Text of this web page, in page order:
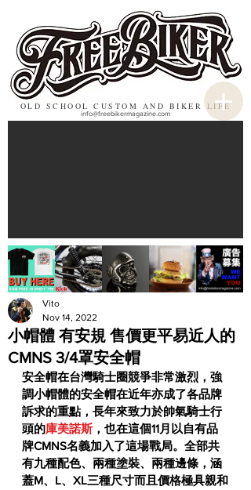
OLD SCHOOL CUSTOM AND BIKER LIFE
info@freebikermagazine.com
小帽體 有安規 售價更平易近人的
CMNS 3/4罩安全帽
Vito
Nov 14, 2022
安全帽在台灣騎士圈競爭非常激烈，強
調小帽體的安全帽在近年亦成了各品牌
訴求的重點，長年來致力於帥氣騎士行
頭的庫美諾斯，也在這個11月以自有品
牌CMNS名義加入了這場戰局。全部共
有九種配色、兩種塗裝、兩種邊條，涵
蓋M、L、XL三種尺寸而且價格極具親和